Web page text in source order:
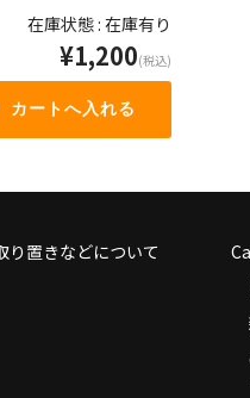
使
っ
て
く
だ
印
キ
ー
を
く
い。
在庫状態 : 在庫有り
¥1,200(税込)
り置きなどについて